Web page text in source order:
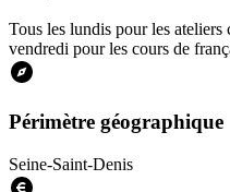
Tous les lundis pour les
vendredi pour les cours de
Périmètre géographique
Seine-Saint-Denis